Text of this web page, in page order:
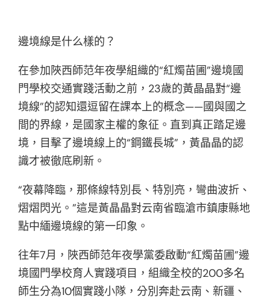
邊境線是什么樣的？
在參加陜西師范年夜學組織的“紅燭苗圃”邊境國
門學校交通實踐活動之前，23歲的黃晶晶對“邊
境線”的認知還逗留在課本上的概念——國與國之
間的界線，是國家主權的象征。直到真正踏足邊
境，目擊了邊境線上的“鋼鐵長城”，黃晶晶的認
識才被徹底刷新。
“夜幕降臨，那條線特別長、特別亮，彎曲波折、
熠熠閃光。”這是黃晶晶對云南省臨滄市鎮康縣地
點中緬邊境線的第一印象。
往年7月，陜西師范年夜學黨委啟動“紅燭苗圃”邊
境國門學校育人實踐項目，組織全校的200多名
師生分為10個實踐小隊，分別奔赴云南、新疆、